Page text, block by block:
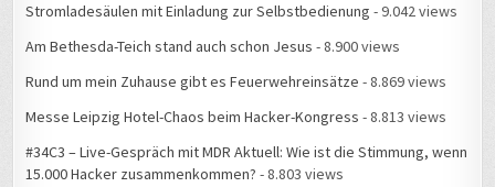
Stromladesäulen mit Einladung zur Selbstbedienung - 9.042 views
Am Bethesda-Teich stand auch schon Jesus - 8.900 views
Rund um mein Zuhause gibt es Feuerwehreinsätze - 8.869 views
Messe Leipzig Hotel-Chaos beim Hacker-Kongress - 8.813 views
#34C3 – Live-Gespräch mit MDR Aktuell: Wie ist die Stimmung, wenn
15.000 Hacker zusammenkommen? - 8.803 views